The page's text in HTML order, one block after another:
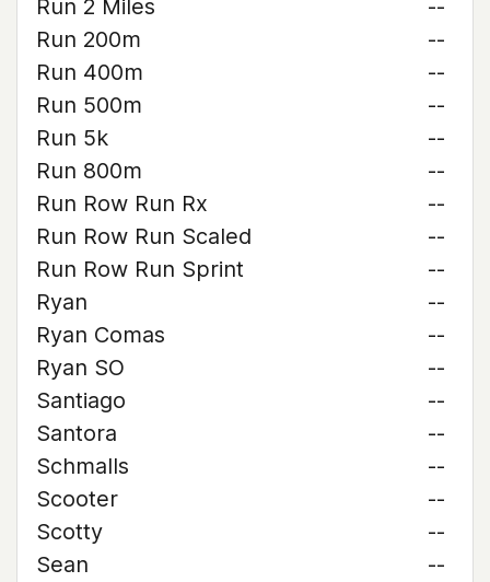
Run 2 Miles
--
Run 200m
--
Run 400m
--
Run 500m
--
Run 5k
--
Run 800m
--
Run Row Run Rx
--
Run Row Run Scaled
--
Run Row Run Sprint
--
Ryan
--
Ryan Comas
--
Ryan SO
--
Santiago
--
Santora
--
Schmalls
--
Scooter
--
Scotty
--
Sean
--